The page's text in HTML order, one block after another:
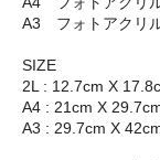
A3 フォトアクリ
SIZE
2L : 12.7cm X
A4 : 21cm X
A3 : 29.7cm X